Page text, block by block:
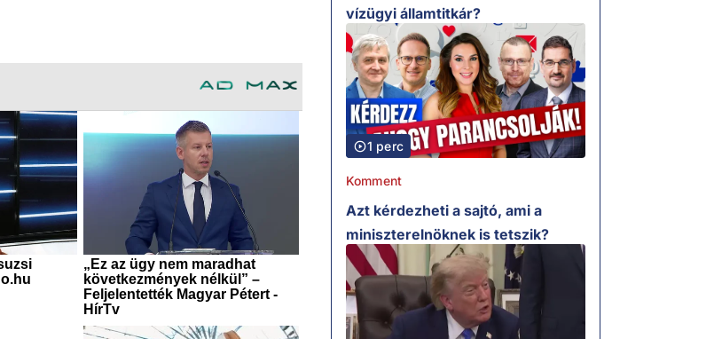
vízügyi államtitkár?
1 perc
Komment
Azt kérdezheti a sajtó, ami a
miniszterelnöknek is tetszik?